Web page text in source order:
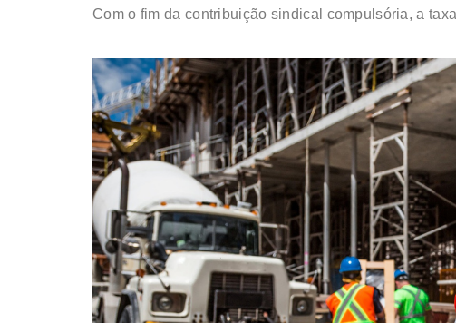
Com o fim da contribuição sindical compulsória, a